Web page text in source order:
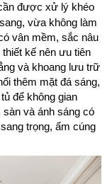
được xử lý khéo
vừa không làm
vân mềm, sắc nâu
kế nên ưu tiên
và khoang lưu trữ
thêm mặt đá sáng,
để không gian
sàn và ánh sáng có
trọng, ấm cúng